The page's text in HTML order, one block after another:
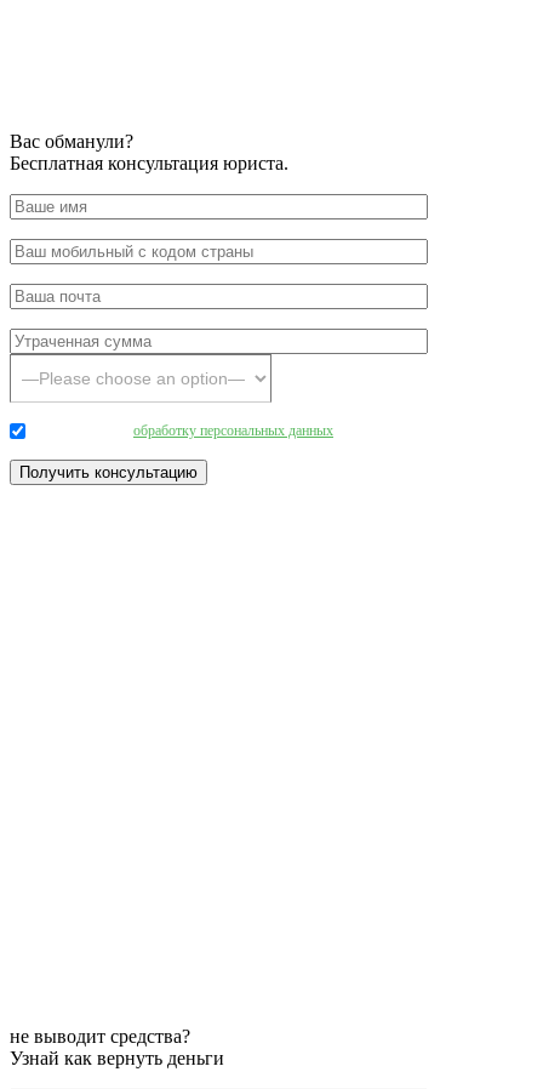
Вас обманули?
Бесплатная консультация юриста.
обработку персональных данных
не выводит средства?
Узнай как вернуть деньги